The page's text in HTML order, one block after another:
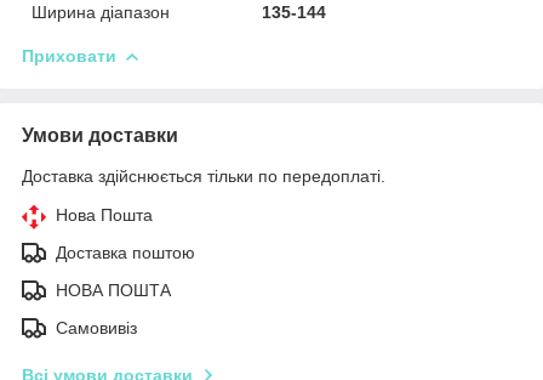
Ширина діапазон
135-144
Приховати
Умови доставки
Доставка здійснюється тільки по передоплаті.
Нова Пошта
Доставка поштою
НОВА ПОШТА
Самовивіз
Всі умови доставки